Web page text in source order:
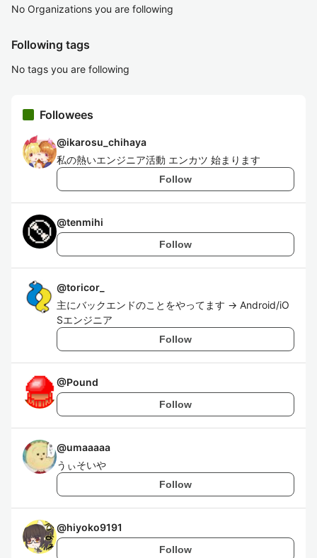
No Organizations you are following
Following tags
No tags you are following
Followees
@ikarosu_chihaya
私の熱いエンジニア活動 エンカツ 始まります
Follow
@tenmihi
Follow
@toricor_
主にバックエンドのことをやってます -> Android/iO
Sエンジニア
Follow
@Pound
Follow
@umaaaaa
うぃそいや
Follow
@hiyoko9191
Follow